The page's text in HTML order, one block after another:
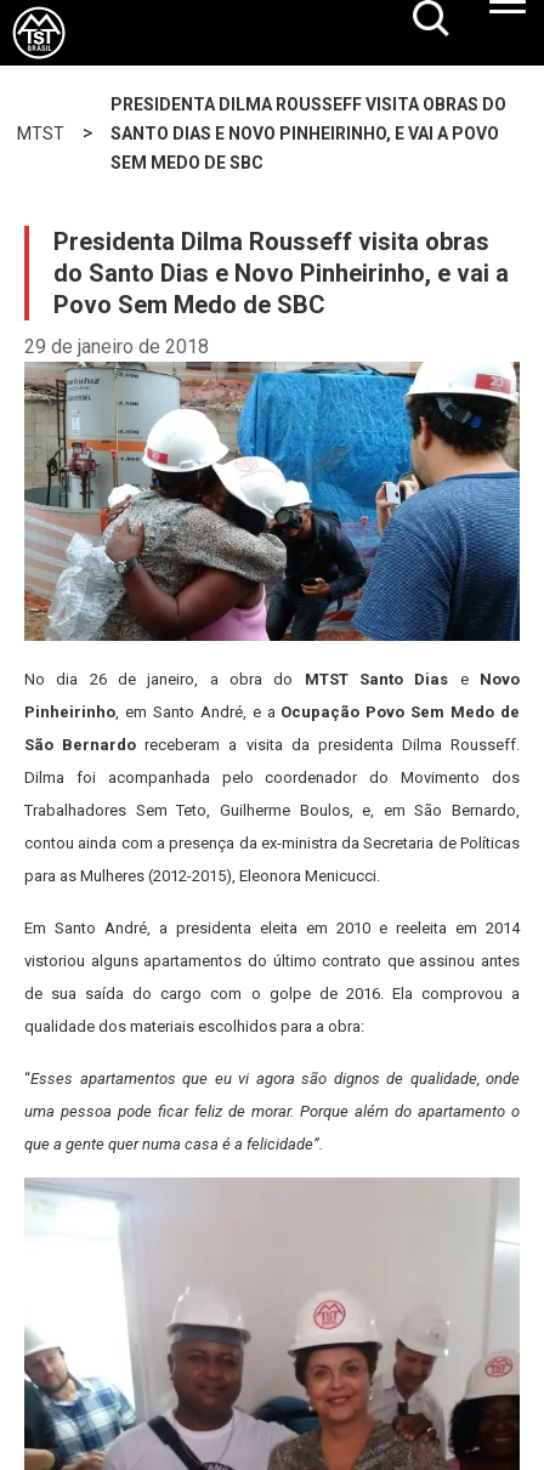
MTST >
PRESIDENTA DILMA ROUSSEFF VISITA OBRAS DO
SANTO DIAS E NOVO PINHEIRINHO, E VAI A POVO
SEM MEDO DE SBC
Presidenta Dilma Rousseff visita obras
do Santo Dias e Novo Pinheirinho, e vai a
Povo Sem Medo de SBC
29 de janeiro de 2018
No dia 26 de janeiro, a obra do MTST Santo Dias e Novo
Pinheirinho , em Santo André, e a Ocupação Povo Sem Medo de
São Bernardo receberam a visita da presidenta Dilma Rousseff.
Dilma foi acompanhada pelo coordenador do Movimento dos
Trabalhadores Sem Teto, Guilherme Boulos, e, em São Bernardo,
contou ainda com a presença da ex-ministra da Secretaria de Políticas
para as Mulheres (2012-2015), Eleonora Menicucci.
Em Santo André, a presidenta eleita em 2010 e reeleita em 2014
vistoriou alguns apartamentos do último contrato que assinou antes
de sua saída do cargo com o golpe de 2016. Ela comprovou a
qualidade dos materiais escolhidos para a obra:
“Esses apartamentos que eu vi agora são dignos de qualidade, onde
uma pessoa pode ficar feliz de morar. Porque além do apartamento o
que a gente quer numa casa é a felicidade”.